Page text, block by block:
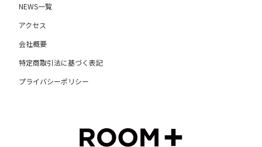
NEWS一覧
アクセス
会社概要
特定商取引法に基づく表記
プライバシーポリシー